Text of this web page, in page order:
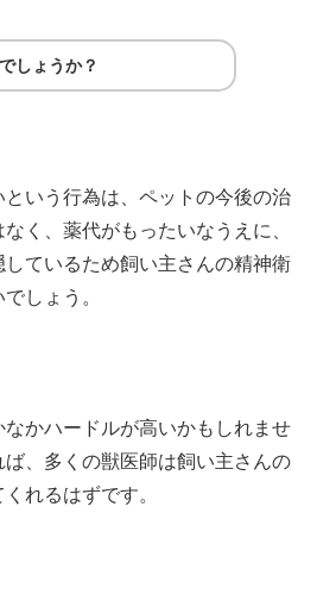
しょうか？
いう行為は、ペットの今後の治
く、薬代がもったいなうえに、
ているため飼い主さんの精神衛
しょう。
かハードルが高いかもしれませ
、多くの獣医師は飼い主さんの
れるはずです。